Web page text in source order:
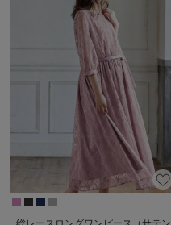
Gift Selection 出産祝い
保育園・入園準備特集
入院準備の持ち物チェック